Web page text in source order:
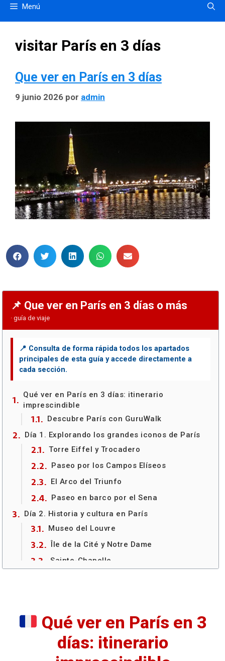
Menú
visitar París en 3 días
Que ver en París en 3 días
9 junio 2026 por admin
Que ver en París en 3 días o más
Qué ver en París en 3 días: itinerario
imprescindible
Descubre París con GuruWalk
Día 1. Explorando los grandes iconos de París
Torre Eiffel y Trocadero
Paseo por los Campos Elíseos
El Arco del Triunfo
Paseo en barco por el Sena
Día 2. Historia y cultura en París
Museo del Louvre
Île de la Cité y Notre Dame
Sainte-Chapelle
Museo de Orsay
Plaza Vendôme
Ópera Garnier
Qué ver en París en 3
días: itinerario